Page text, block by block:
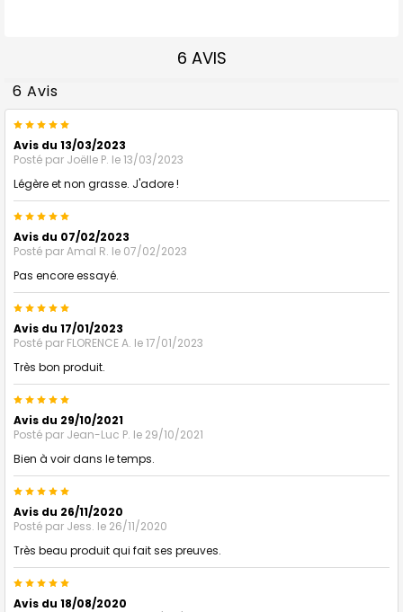
6 AVIS
6 Avis
5
Avis du 13/03/2023
Posté par Joëlle P. le 13/03/2023
Légère et non grasse. J'adore !
5
Avis du 07/02/2023
Posté parAmal R. le 07/02/2023
Pas encore essayé.
5
Avis du 17/01/2023
Posté par FLORENCE A. le 17/01/2023
Très bon produit.
5
Avis du 29/10/2021
Posté par Jean-Luc P. le 29/10/2021
Bien à voir dans le temps.
5
Avis du 26/11/2020
Posté par Jess. le 26/11/2020
Très beau produit qui fait ses preuves.
5
Avis du 18/08/2020